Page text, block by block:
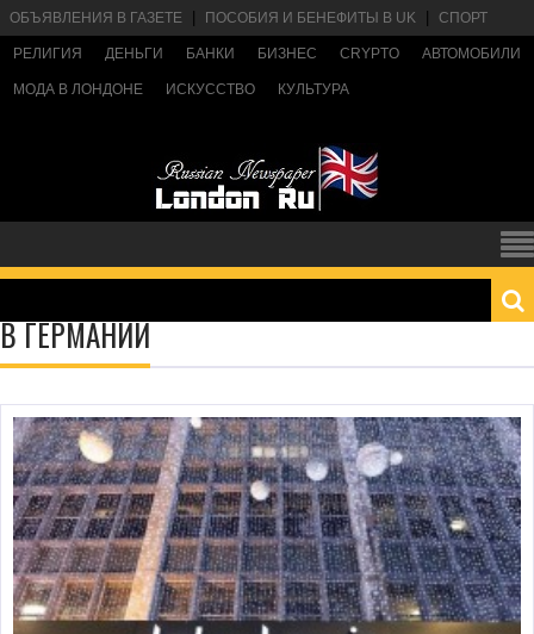
ОБЪЯВЛЕНИЯ В ГАЗЕТЕ ПОСОБИЯ И БЕНЕФИТЫ В UK СПОРТ
РЕЛИГИЯ ДЕНЬГИ БАНКИ БИЗНЕС CRYPTO АВТОМОБИЛИ
МОДА В ЛОНДОНЕ ИСКУССТВО КУЛЬТУРА
В ГЕРМАНИИ